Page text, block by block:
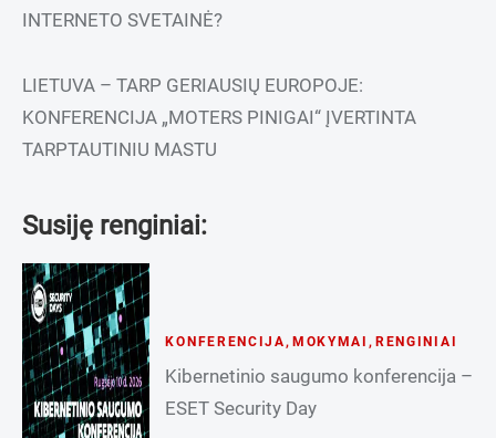
INTERNETO SVETAINĖ?
LIETUVA – TARP GERIAUSIŲ EUROPOJE:
KONFERENCIJA „MOTERS PINIGAI“ ĮVERTINTA
TARPTAUTINIU MASTU
Susiję renginiai:
KONFERENCIJA , MOKYMAI , RENGINIAI
Kibernetinio saugumo konferencija –
ESET Security Day